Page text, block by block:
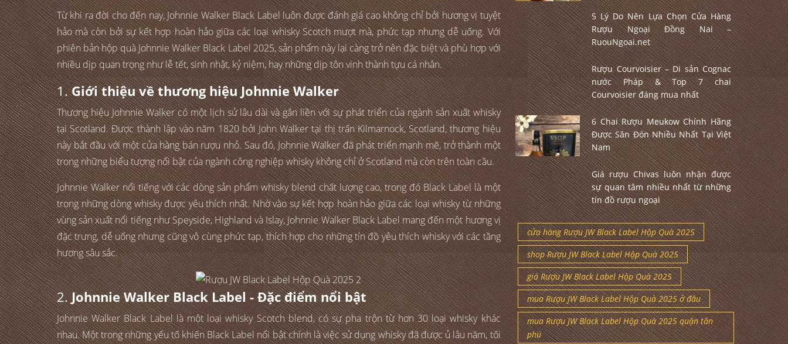
Từ khi ra đời cho đến nay, Johnnie Walker Black Label luôn được đánh giá cao không chỉ bởi hương vị tuyệt
hảo mà còn bởi sự kết hợp hoàn hảo giữa các loại whisky Scotch mượt mà, phức tạp nhưng dễ uống. Với
phiên bản hộp quà Johnnie Walker Black Label 2025, sản phẩm này lại càng trở nên đặc biệt và phù hợp với
nhiều dịp quan trọng như lễ tết, sinh nhật, kỷ niệm, hay những dịp tôn vinh thành tựu cá nhân.
1.Giới thiệu về thương hiệu Johnnie Walker
Thương hiệu Johnnie Walker có một lịch sử lâu dài và gắn liền với sự phát triển của ngành sản xuất whisky
tại Scotland. Được thành lập vào năm 1820 bởi John Walker tại thị trấn Kilmarnock, Scotland, thương hiệu
này bắt đầu với một cửa hàng bán rượu nhỏ. Sau đó, Johnnie Walker đã phát triển mạnh mẽ, trở thành một
trong những biểu tượng nổi bật của ngành công nghiệp whisky không chỉ ở Scotland mà còn trên toàn cầu.
Johnnie Walker nổi tiếng với các dòng sản phẩm whisky blend chất lượng cao, trong đó Black Label là một
trong những dòng whisky được yêu thích nhất. Nhờ vào sự kết hợp hoàn hảo giữa các loại whisky từ những
vùng sản xuất nổi tiếng như Speyside, Highland và Islay, Johnnie Walker Black Label mang đến một hương vị
đặc trưng, dễ uống nhưng cũng vô cùng phức tạp, thích hợp cho những tín đồ yêu thích whisky với các tầng
hương sâu sắc.
2.Johnnie Walker Black Label - Đặc điểm nổi bật
Johnnie Walker Black Label là một loại whisky Scotch blend, có sự pha trộn từ hơn 30 loại whisky khác
nhau. Một trong những yếu tố khiến Black Label nổi bật chính là việc sử dụng whisky đã được ủ lâu năm, tối
5 Lý Do Nên Lựa Chọn Cửa Hàng
Rượu Ngoại Đồng Nai –
RuouNgoai.net
Rượu Courvoisier – Di sản Cognac
nước Pháp & Top 7 chai
Courvoisier đáng mua nhất
6 Chai Rượu Meukow Chính Hãng
Được Săn Đón Nhiều Nhất Tại Việt
Nam
Giá rượu Chivas luôn nhận được
sự quan tâm nhiều nhất từ những
tín đồ rượu ngoại
cửa hàng Rượu JW Black Label Hộp Quà 2025
shop Rượu JW Black Label Hộp Quà 2025
giá Rượu JW Black Label Hộp Quà 2025
mua Rượu JW Black Label Hộp Quà 2025 ở đâu
mua Rượu JW Black Label Hộp Quà 2025 quận tân
phú